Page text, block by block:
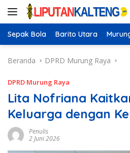
Langsung
Sepak Bola Barito Utara
Beranda DPRD Murung Raya
DPRD Murung Raya
Lita Nofriana
Keluarga dengan
Penulis
2 Juni 2026